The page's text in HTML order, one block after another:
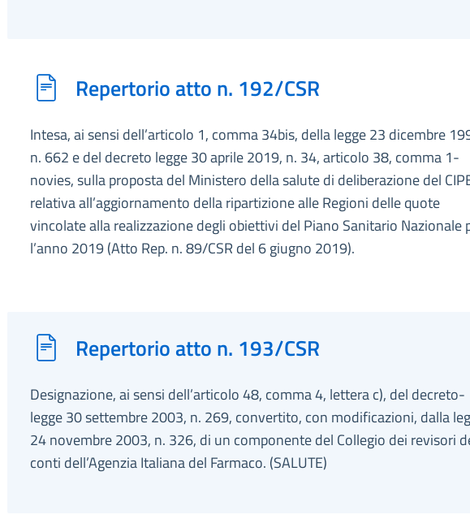
Repertorio atto n. 192/CSR
Intesa, ai sensi dell’articolo 1, comma 34bis, della legge 23 dicembre
n. 662 e del decreto legge 30 aprile 2019, n. 34, articolo 38, comma 1-
novies, sulla proposta del Ministero della salute di deliberazione del
relativa all’aggiornamento della ripartizione alle Regioni delle quote
vincolate alla realizzazione degli obiettivi del Piano Sanitario Nazionale
l’anno 2019 (Atto Rep. n. 89/CSR del 6 giugno 2019).
Repertorio atto n. 193/CSR
Designazione, ai sensi dell’articolo 48, comma 4, lettera c), del decreto-
legge 30 settembre 2003, n. 269, convertito, con modificazioni, dalla
24 novembre 2003, n. 326, di un componente del Collegio dei revisori
conti dell’Agenzia Italiana del Farmaco. (SALUTE)